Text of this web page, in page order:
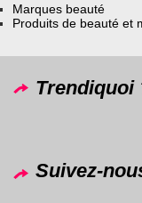
Marques beauté
Produits de beauté et
Trendiquoi
Suivez-